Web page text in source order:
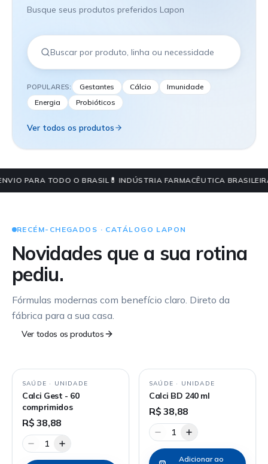
Busque seus produtos preferidos Lapon
POPULARES: Gestantes Cálcio
Imunidade
Energia
Probióticos
Ver todos os produtos
PARA TODO O BRASIL💊 INDÚSTRIA FARMACÊUTICA
RECÉM-CHEGADOS · CATÁLOGO LAPON
Novidades que a sua rotina
pediu.
Fórmulas modernas com benefício claro. Direto da
fábrica para a sua casa.
Ver todos os produtos
SAÚDE · UNIDADE
Calci Gest - 60
comprimidos
R$ 38,88
1
SAÚDE · UNIDADE
Calci BD 240 ml
R$ 38,88
1
Adicionar ao